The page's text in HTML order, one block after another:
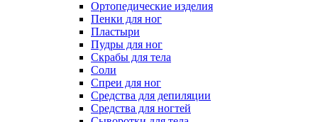
Ортопедические изделия
Пенки для ног
Пластыри
Пудры для ног
Скрабы для тела
Соли
Спреи для ног
Средства для депиляции
Средства для ногтей